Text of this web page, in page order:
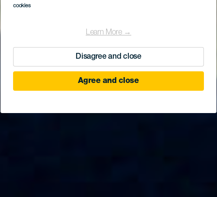
cookies
Learn More →
Disagree and close
Agree and close